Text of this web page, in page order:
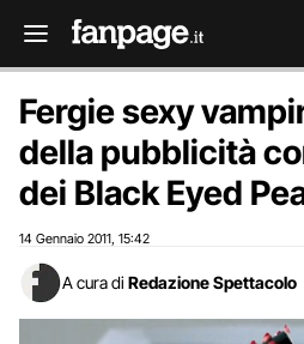
Fergie sexy
della pubblicità
dei Black Eyed
14 Gennaio 2011 15:42
A cura di Redazione Spettacolo